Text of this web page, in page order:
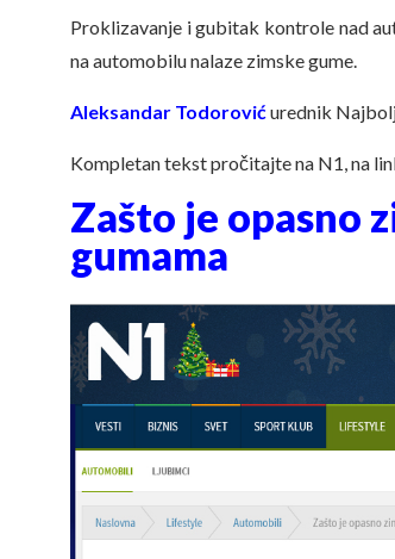
Proklizavanje i gubitak kontrole nad
na automobilu nalaze zimske gume.
Aleksandar Todorovićurednik
Kompletan tekst pročitajte na N1, na
Zašto je opasno
gumama